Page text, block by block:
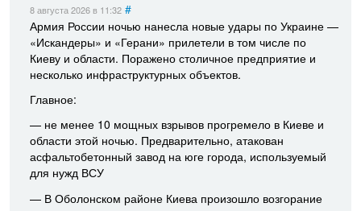
8 августа 2026 в 11:32 #
Армия России ночью нанесла новые удары по Украине —
«Искандеры» и «Герани» прилетели в том числе по
Киеву и области. Поражено столичное предприятие и
несколько инфраструктурных объектов.
Главное:
— не менее 10 мощных взрывов прогремело в Киеве и
области этой ночью. Предварительно, атакован
асфальтобетонный завод на юге города, используемый
для нужд ВСУ
— В Оболонском районе Киева произошло возгорание